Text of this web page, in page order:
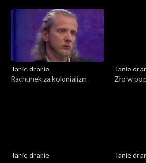
Tanie dranie
Rachunek za kolonializm
Tanie
Zło w
Tanie dranie
Tanie